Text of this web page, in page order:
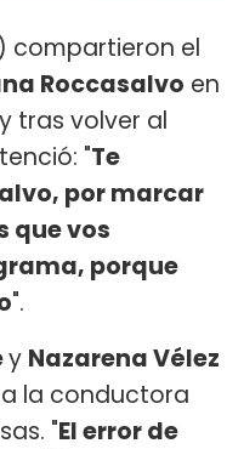
compartieron el
Roccasalvo en
tras volver al
"Te
por marcar
que vos
porque
".
y Nazarena Vélez
la conductora
"El error de